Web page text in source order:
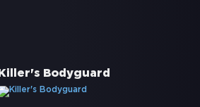
Killer's Bodyguard